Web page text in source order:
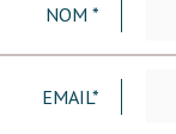
NOM *
EMAIL*